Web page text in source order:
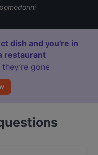
dish and you're in
restaurant
gone